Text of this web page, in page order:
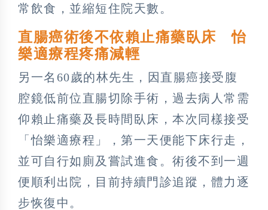
常飲食，並縮短住院天數。
直腸癌術後不依賴止痛藥臥床 怡
樂適療程疼痛減輕
另一名60歲的林先生，因直腸癌接受腹
腔鏡低前位直腸切除手術，過去病人常需
仰賴止痛藥及長時間臥床，本次同樣接受
「怡樂適療程」，第一天便能下床行走，
並可自行如廁及嘗試進食。術後不到一週
便順利出院，目前持續門診追蹤，體力逐
步恢復中。